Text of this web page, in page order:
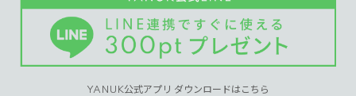
YANUK公式アプリ ダウンロードはこちら